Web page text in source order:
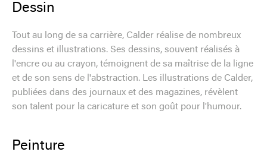
Dessin
Tout au long de sa carrière, Calder réalise de nombreux
dessins et illustrations. Ses dessins, souvent réalisés à
l'encre ou au crayon, témoignent de sa maîtrise de la ligne
et de son sens de l'abstraction. Les illustrations de Calder,
publiées dans des journaux et des magazines, révèlent
son talent pour la caricature et son goût pour l'humour.
Peinture